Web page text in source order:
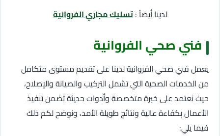
لدينا أيضاً :تسليك مجاري الفروانية
فني صحي الفروانية
يعمل فني صحي الفروانية لدينا على تقديم مستوى متكامل
من الخدمات الصحية التي تشمل التركيب والصيانة والإصلاح،
حيث نعتمد على خبرة متخصصة وأدوات حديثة تضمن تنفيذ
الأعمال بكفاءة عالية ونتائج طويلة الأمد، ونوضح لكم ذلك
فيما يلي: